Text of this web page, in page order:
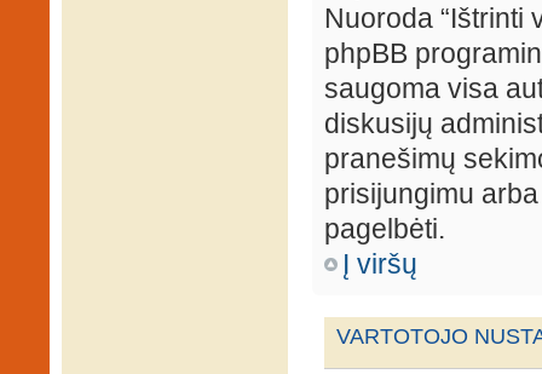
Nuoroda “Ištrinti
phpBB
saugoma visa
diskusijų
pranešimų
prisijungimu
pagelbėti.
Į viršų
VARTOTOJO